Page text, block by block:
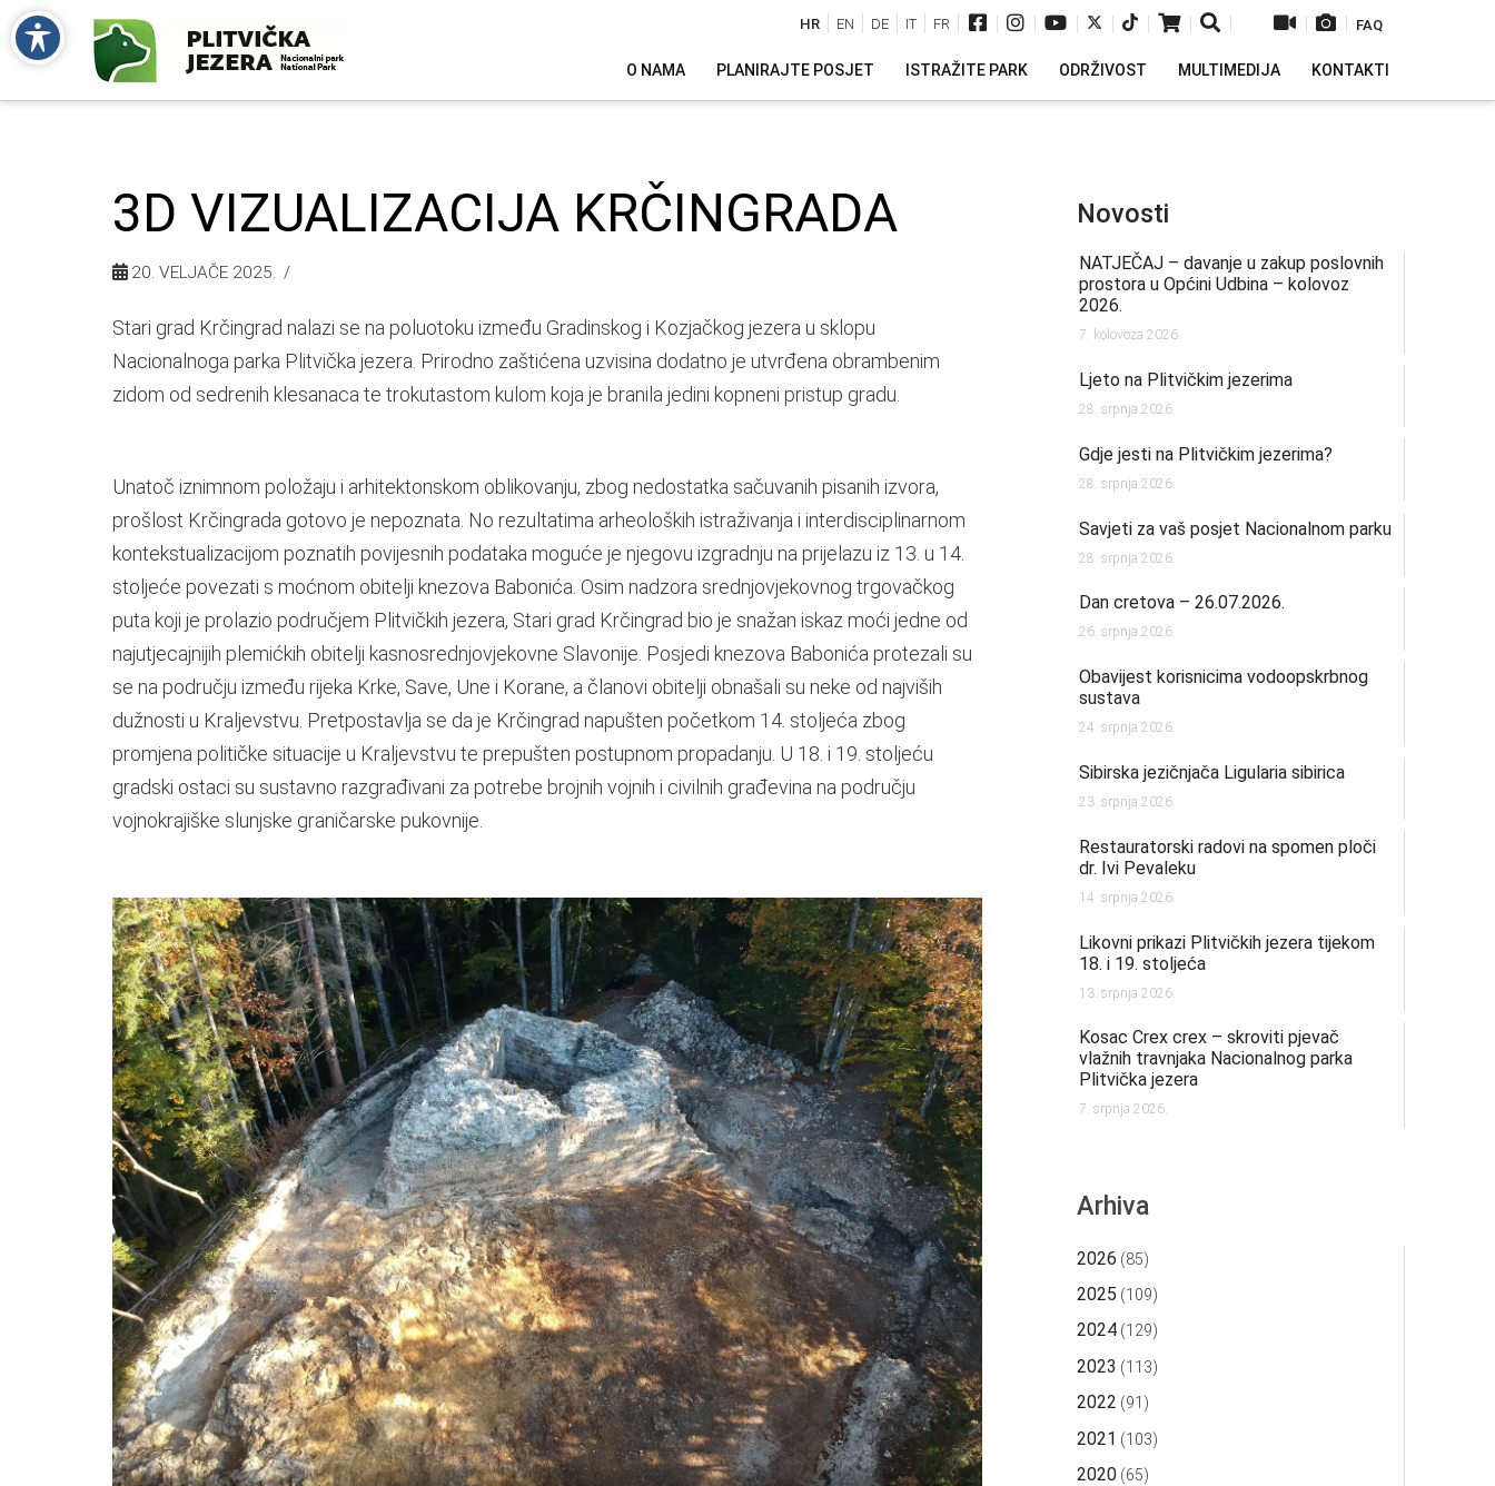
| | | | | | | | | FAQ
HR EN DE IT FR
O NAMA PLANIRAJTE POSJET ISTRAŽITE PARK ODRŽIVOST MULTIMEDIJA KONTAKTI
3D VIZUALIZACIJA KRČINGRADA
20. VELJAČE 2025.
Stari grad Krčingrad nalazi se na poluotoku između Gradinskog i Kozjačkog jezera u sklopu
Nacionalnoga parka Plitvička jezera. Prirodno zaštićena uzvisina dodatno je utvrđena obrambenim
zidom od sedrenih klesanaca te trokutastom kulom koja je branila jedini kopneni pristup gradu.
Unatoč iznimnom položaju i arhitektonskom oblikovanju, zbog nedostatka sačuvanih pisanih izvora,
prošlost Krčingrada gotovo je nepoznata. No rezultatima arheoloških istraživanja i interdisciplinarnom
kontekstualizacijom poznatih povijesnih podataka moguće je njegovu izgradnju na prijelazu iz 13. u 14.
stoljeće povezati s moćnom obitelji knezova Babonića. Osim nadzora srednjovjekovnog trgovačkog
puta koji je prolazio područjem Plitvičkih jezera, Stari grad Krčingrad bio je snažan iskaz moći jedne od
najutjecajnijih plemićkih obitelji kasnosrednjovjekovne Slavonije. Posjedi knezova Babonića protezali su
se na području između rijeka Krke, Save, Une i Korane, a članovi obitelji obnašali su neke od najviših
dužnosti u Kraljevstvu. Pretpostavlja se da je Krčingrad napušten početkom 14. stoljeća zbog
promjena političke situacije u Kraljevstvu te prepušten postupnom propadanju. U 18. i 19. stoljeću
gradski ostaci su sustavno razgrađivani za potrebe brojnih vojnih i civilnih građevina na području
vojnokrajiške slunjske graničarske pukovnije.
Novosti
NATJEČAJ – davanje u zakup poslovnih
prostora u Općini Udbina – kolovoz
2026.
7. kolovoza 2026.
Ljeto na Plitvičkim jezerima
28. srpnja 2026.
Gdje jesti na Plitvičkim jezerima?
28. srpnja 2026.
Savjeti za vaš posjet Nacionalnom parku
28. srpnja 2026.
Dan cretova – 26.07.2026.
26. srpnja 2026.
Obavijest korisnicima vodoopskrbnog
sustava
24. srpnja 2026.
Sibirska jezičnjača Ligularia sibirica
23. srpnja 2026.
Restauratorski radovi na spomen ploči
dr. Ivi Pevaleku
14. srpnja 2026.
Likovni prikazi Plitvičkih jezera tijekom
18. i 19. stoljeća
13. srpnja 2026.
Kosac Crex crex – skroviti pjevač
vlažnih travnjaka Nacionalnog parka
Plitvička jezera
7. srpnja 2026.
Arhiva
2026 (85)
2025 (109)
2024 (129)
2023 (113)
2022 (91)
2021 (103)
2020 (65)